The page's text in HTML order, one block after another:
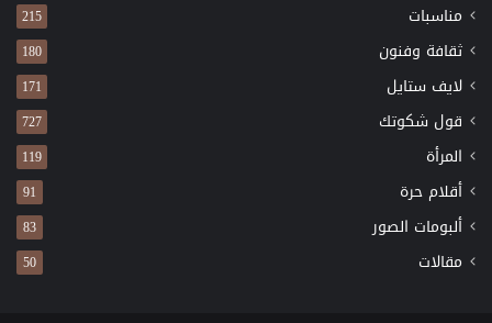
مناسبات 215
ثقافة وفنون 180
لايف ستايل 171
قول شكوتك 727
المرأة 119
أقلام حرة 91
ألبومات الصور 83
مقالات 50